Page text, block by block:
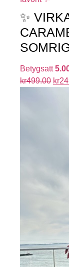
✨
Betygsatt
kr499.00 kr